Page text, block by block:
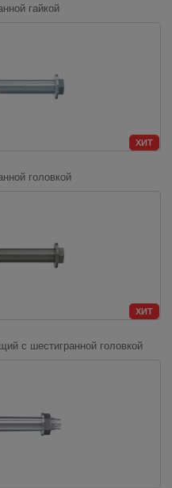
гайкой
ХИТ
головкой
ХИТ
с шестигранной головкой